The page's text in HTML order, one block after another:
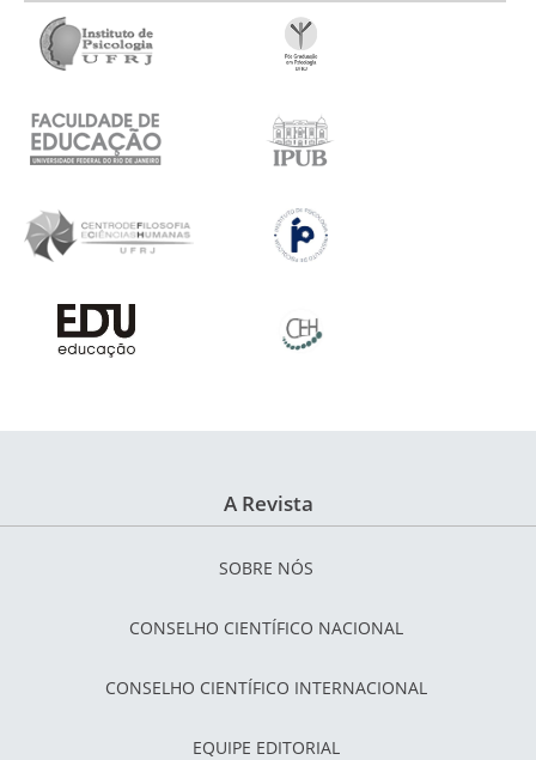
A Revista
SOBRE NÓS
CONSELHO CIENTÍFICO NACIONAL
CONSELHO CIENTÍFICO INTERNACIONAL
EQUIPE EDITORIAL